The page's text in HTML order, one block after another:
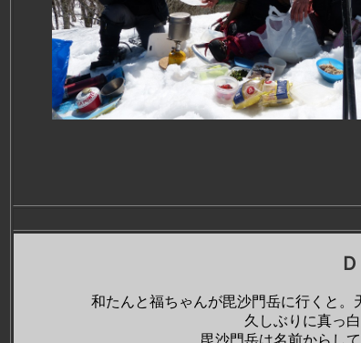
和たんと福ちゃんが毘沙門岳に行くと。
久しぶりに真っ
毘沙門岳は名前からし